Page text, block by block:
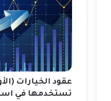
عقود الخيارات
تستخدمها في